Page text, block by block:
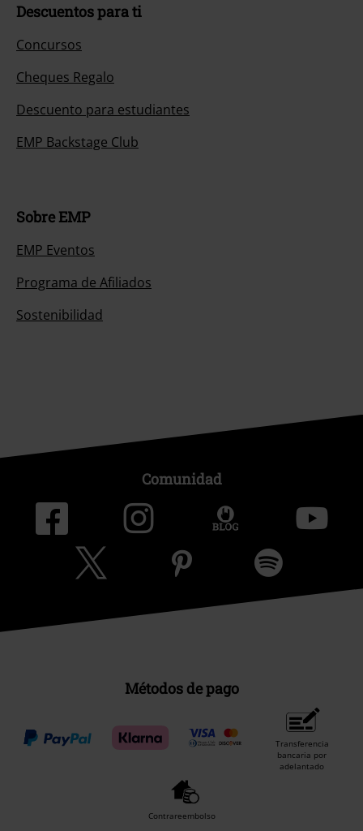
Descuentos para ti
Concursos
Cheques Regalo
Descuento para estudiantes
EMP Backstage Club
Sobre EMP
EMP Eventos
Programa de Afiliados
Sostenibilidad
Comunidad
Métodos de pago
Transferencia
bancaria por
adelantado
Contrareembolso